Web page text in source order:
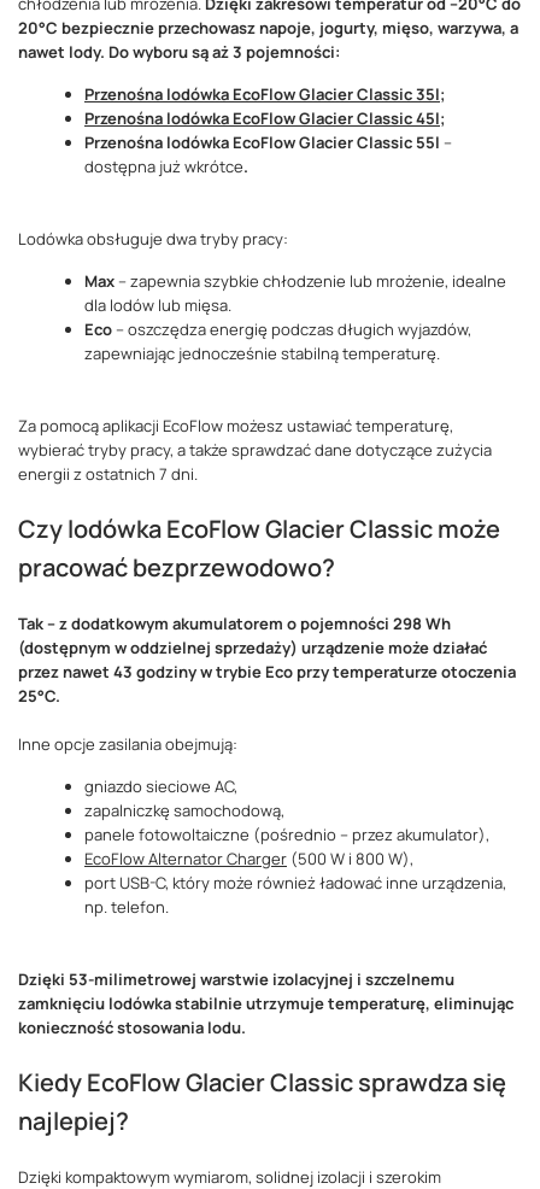
20°C bezpiecznie przechowasz napoje, jogurty, mięso, warzywa, a
nawet lody. Do wyboru są aż 3 pojemności:
Przenośna lodówka EcoFlow Glacier Classic 35l;
Przenośna lodówka EcoFlow Glacier Classic 45l;
Przenośna lodówka EcoFlow Glacier Classic 55l –
dostępna już wkrótce.
Lodówka obsługuje dwa tryby pracy:
Max – zapewnia szybkie chłodzenie lub mrożenie, idealne
dla lodów lub mięsa.
Eco – oszczędza energię podczas długich wyjazdów,
zapewniając jednocześnie stabilną temperaturę.
Za pomocą aplikacji EcoFlow możesz ustawiać temperaturę,
wybierać tryby pracy, a także sprawdzać dane dotyczące zużycia
energii z ostatnich 7 dni.
Czy lodówka EcoFlow Glacier Classic może
pracować bezprzewodowo?
Tak – z dodatkowym akumulatorem o pojemności 298 Wh
(dostępnym w oddzielnej sprzedaży) urządzenie może działać
przez nawet 43 godziny w trybie Eco przy temperaturze otoczenia
25°C.
Inne opcje zasilania obejmują:
gniazdo sieciowe AC,
zapalniczkę samochodową,
panele fotowoltaiczne (pośrednio – przez akumulator),
EcoFlow Alternator Charger (500 W i 800 W),
port USB-C, który może również ładować inne urządzenia,
np. telefon.
Dzięki 53-milimetrowej warstwie izolacyjnej i szczelnemu
zamknięciu lodówka stabilnie utrzymuje temperaturę, eliminując
konieczność stosowania lodu.
Kiedy EcoFlow Glacier Classic sprawdza się
najlepiej?
Dzięki kompaktowym wymiarom, solidnej izolacji i szerokim